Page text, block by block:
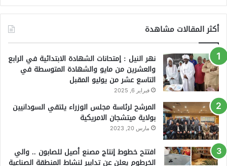
أكثر المقالات مشاهدة
نهر النيل : إمتحانات الشهادة الابتدائية في الرابع
والعشرين من مايو والشهادة المتوسطة في
التاسع عشر من يوليو المقبل
فبراير 6, 2025
المرشح لرئاسة مجلس الوزراء يلتقي السودانيين
بولاية ميتشجان الامريكية
مارس 20, 2023
افتتح خطوط إنتاج مصنع أصيل للصابون .. والي
الخرطوم يعلن عن تدابير لنشاط المنطقة الصناعية